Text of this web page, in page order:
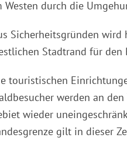
Westen durch die
Sicherheitsgründen wird
Stadtrand für den
touristischen
werden an
wieder
gilt in dieser